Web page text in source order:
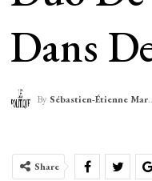
Dans
By Sébastien-Étienne Marechal
Share